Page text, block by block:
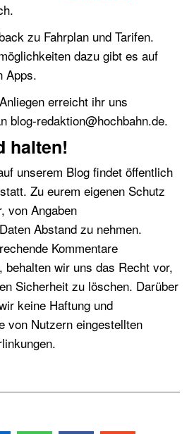
zu Fahrplan und Tarifen.
dazu gibt es auf
Apps.
erreicht ihr uns
blog-redaktion@hochbahn.de.
halten!
unserem Blog findet öffentlich
Zu eurem eigenen Schutz
von Angaben
Abstand zu nehmen.
Kommentare
behalten wir uns das Recht vor,
Sicherheit zu löschen. Darüber
keine Haftung und
von Nutzern eingestellten